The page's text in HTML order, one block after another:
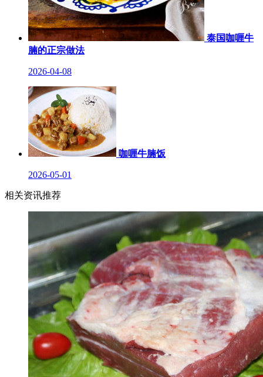
泰国咖喱牛
腩的正宗做法
2026-04-08
咖喱牛腩饭
2026-05-01
相关资讯推荐